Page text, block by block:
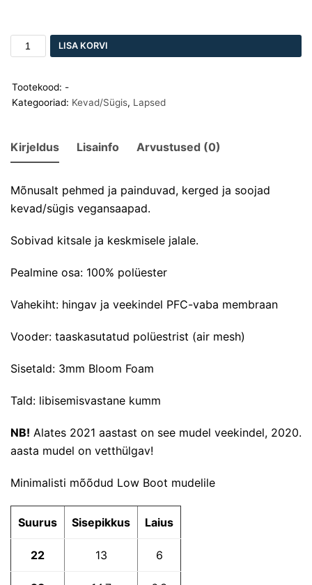
LISA KORVI
Tootekood: -
Kategooriad: Kevad/Sügis, Lapsed
Kirjeldus Lisainfo Arvustused (0)
Mõnusalt pehmed ja painduvad, kerged ja soojad
kevad/sügis vegansaapad.
Sobivad kitsale ja keskmisele jalale.
Pealmine osa: 100% polüester
Vahekiht: hingav ja veekindel PFC-vaba membraan
Vooder: taaskasutatud polüestrist (air mesh)
Sisetald: 3mm Bloom Foam
Tald: libisemisvastane kumm
NB! Alates 2021 aastast on see mudel veekindel, 2020.
aasta mudel on vetthülgav!
Minimalisti mõõdud Low Boot mudelile
Suurus Sisepikkus Laius
22 13 6